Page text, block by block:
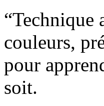
“Technique
couleurs,
pour
soit.